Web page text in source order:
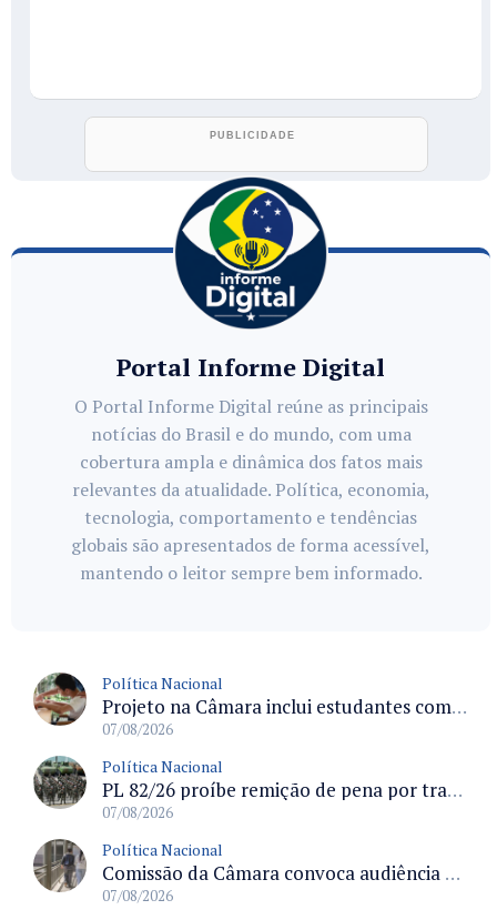
Portal Informe Digital
O Portal Informe Digital reúne as principais
notícias do Brasil e do mundo, com uma
cobertura ampla e dinâmica dos fatos mais
relevantes da atualidade. Política, economia,
tecnologia, comportamento e tendências
globais são apresentados de forma acessível,
mantendo o leitor sempre bem informado.
Política Nacional
Projeto na Câmara inclui estudantes com deficiência no regime escolar especial da LDB e estabelece critérios para frequência
07/08/2026
Política Nacional
PL 82/26 proíbe remição de pena por trabalho em funções militares para condenados por crimes contra o Estado Democrático de Direito
07/08/2026
Política Nacional
Comissão da Câmara convoca audiência para discutir misoginia nas escolas e universidades após divulgação de listas misóginas
07/08/2026